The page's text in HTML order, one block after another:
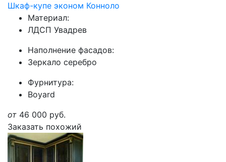
Шкаф-купе эконом Конноло
Материал:
ЛДСП Увадрев
Наполнение фасадов:
Зеркало серебро
Фурнитура:
Boyard
от 46 000 руб.
Заказать похожий